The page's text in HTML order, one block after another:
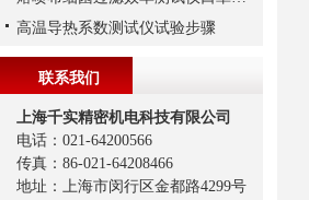
高温导热系数测试仪试验步骤
联系我们
上海千实精密机电科技有限公司
电话：021-64200566
传真：86-021-64208466
地址：上海市闵行区金都路4299号